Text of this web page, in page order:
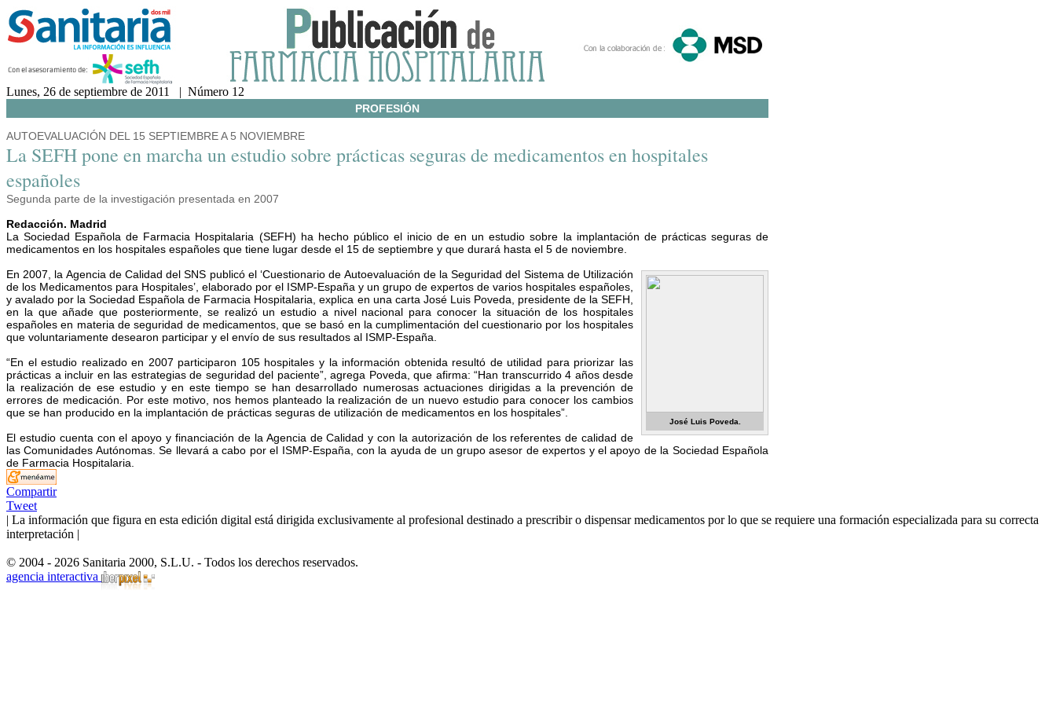
Lunes, 26 de septiembre de 2011 | Número 12
PROFESIÓN
AUTOEVALUACIÓN DEL 15 SEPTIEMBRE A 5 NOVIEMBRE
La SEFH pone en marcha un estudio sobre prácticas seguras de medicamentos en hospitales
españoles
Segunda parte de la investigación presentada en 2007
Redacción. Madrid
La Sociedad Española de Farmacia Hospitalaria (SEFH) ha hecho público el inicio de en un estudio sobre la implantación de prácticas seguras de
medicamentos en los hospitales españoles que tiene lugar desde el 15 de septiembre y que durará hasta el 5 de noviembre.
José Luis Poveda.
En 2007, la Agencia de Calidad del SNS publicó el ‘Cuestionario de Autoevaluación de la Seguridad del Sistema de Utilización
de los Medicamentos para Hospitales’, elaborado por el ISMP-España y un grupo de expertos de varios hospitales españoles,
y avalado por la Sociedad Española de Farmacia Hospitalaria, explica en una carta José Luis Poveda, presidente de la SEFH,
en la que añade que posteriormente, se realizó un estudio a nivel nacional para conocer la situación de los hospitales
españoles en materia de seguridad de medicamentos, que se basó en la cumplimentación del cuestionario por los hospitales
que voluntariamente desearon participar y el envío de sus resultados al ISMP-España.
“En el estudio realizado en 2007 participaron 105 hospitales y la información obtenida resultó de utilidad para priorizar las
prácticas a incluir en las estrategias de seguridad del paciente”, agrega Poveda, que afirma: “Han transcurrido 4 años desde
la realización de ese estudio y en este tiempo se han desarrollado numerosas actuaciones dirigidas a la prevención de
errores de medicación. Por este motivo, nos hemos planteado la realización de un nuevo estudio para conocer los cambios
que se han producido en la implantación de prácticas seguras de utilización de medicamentos en los hospitales”.
El estudio cuenta con el apoyo y financiación de la Agencia de Calidad y con la autorización de los referentes de calidad de
las Comunidades Autónomas. Se llevará a cabo por el ISMP-España, con la ayuda de un grupo asesor de expertos y el apoyo de la Sociedad Española
de Farmacia Hospitalaria.
Compartir
Tweet
| La información que figura en esta edición digital está dirigida exclusivamente al profesional destinado a prescribir o dispensar medicamentos por lo que se requiere una formación especializada para su correcta
interpretación |
© 2004 - 2026 Sanitaria 2000, S.L.U. - Todos los derechos reservados.
agencia interactiva